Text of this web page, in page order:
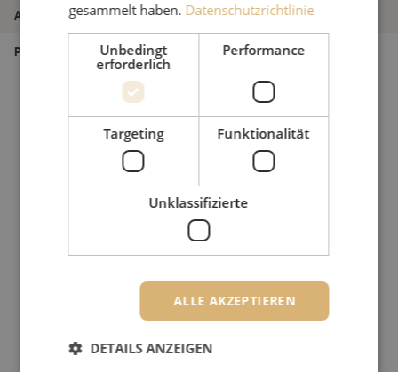
Art des Produkts Vor-/Nachlauffaser Box
Produkttyp Messen
gesammelt haben. Datenschutzrichtlinie
Unbedingt
erforderlich
Performance
Targeting Funktionalität
Unklassifizierte
ALLE AKZEPTIEREN
DETAILS ANZEIGEN